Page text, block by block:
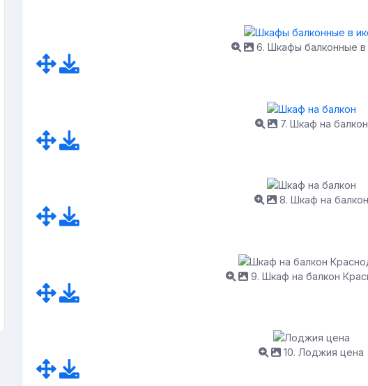
6. Шкафы балконные в
7. Шкаф на балкон
8. Шкаф на балкон
9. Шкаф на балкон
10. Лоджия цена